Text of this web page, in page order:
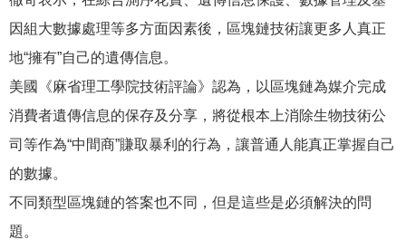
因組大數據處理等多方面因素後，區塊鏈技術讓更多人真正
地“擁有”自己的遺傳信息。
美國《麻省理工學院技術評論》認為，以區塊鏈為媒介完成
消費者遺傳信息的保存及分享，將從根本上消除生物技術公
司等作為“中間商”賺取暴利的行為，讓普通人能真正掌握自己
的數據。
不同類型區塊鏈的答案也不同，但是這些是必須解決的問
題。